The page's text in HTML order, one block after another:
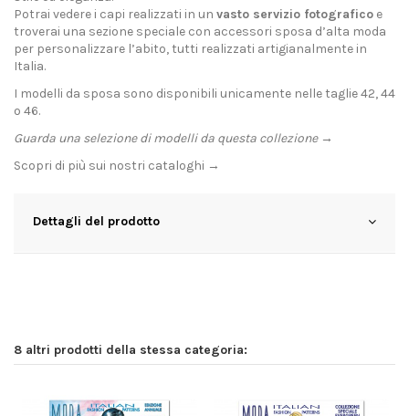
Potrai vedere i capi realizzati in un vasto servizio fotografico e
troverai una sezione speciale con accessori sposa d’alta moda
per personalizzare l’abito, tutti realizzati artigianalmente in
Italia.
I modelli da sposa sono disponibili unicamente nelle taglie 42, 44
o 46.
Guarda una selezione di modelli da questa collezione →
Scopri di più sui nostri cataloghi →
Dettagli del prodotto
8 altri prodotti della stessa categoria: